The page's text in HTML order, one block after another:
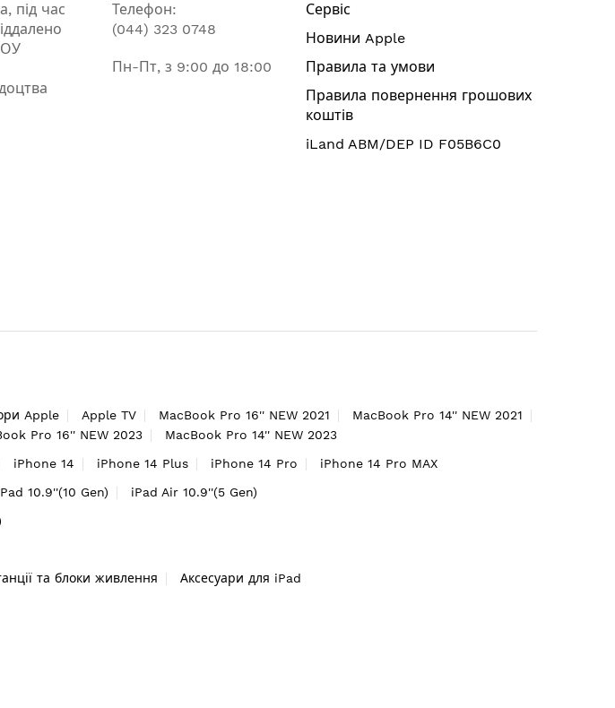
під час
Телефон:
(044) 323 0748
Пн-Пт, з 9:00 до 18:00
Сервіс
Новини Apple
Правила та умови
Правила повернення грошових
коштів
iLand ABM/DEP ID F05B6C0
Apple Apple TV MacBook Pro 16'' NEW 2021
MacBook Pro 14'' NEW 2021
Pro 16'' NEW 2023
MacBook Pro 14'' NEW 2023
iPhone 14 iPhone 14 Plus iPhone 14 Pro
iPhone 14 Pro MAX
10.9''(10 Gen)
iPad Air 10.9''(5 Gen)
та блоки живлення
Аксесуари для iPad